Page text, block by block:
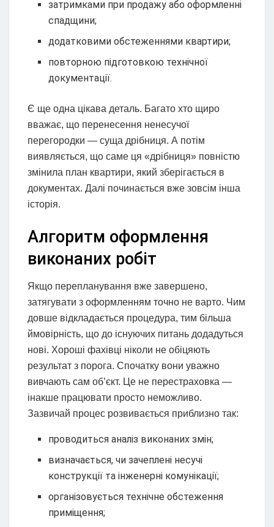
затримками при продажу або оформленні
спадщини;
додатковими обстеженнями квартири;
повторною підготовкою технічної
документації.
Є ще одна цікава деталь. Багато хто щиро
вважає, що перенесення ненесучої
перегородки — суща дрібниця. А потім
виявляється, що саме ця «дрібниця» повністю
змінила план квартири, який зберігається в
документах. Далі починається вже зовсім інша
історія.
Алгоритм оформлення
виконаних робіт
Якщо перепланування вже завершено,
затягувати з оформленням точно не варто. Чим
довше відкладається процедура, тим більша
ймовірність, що до існуючих питань додадуться
нові. Хороші фахівці ніколи не обіцяють
результат з порога. Спочатку вони уважно
вивчають сам об’єкт. Це не перестраховка —
інакше працювати просто неможливо.
Зазвичай процес розвивається приблизно так:
проводиться аналіз виконаних змін;
визначається, чи зачеплені несучі
конструкції та інженерні комунікації;
організовується технічне обстеження
приміщення;